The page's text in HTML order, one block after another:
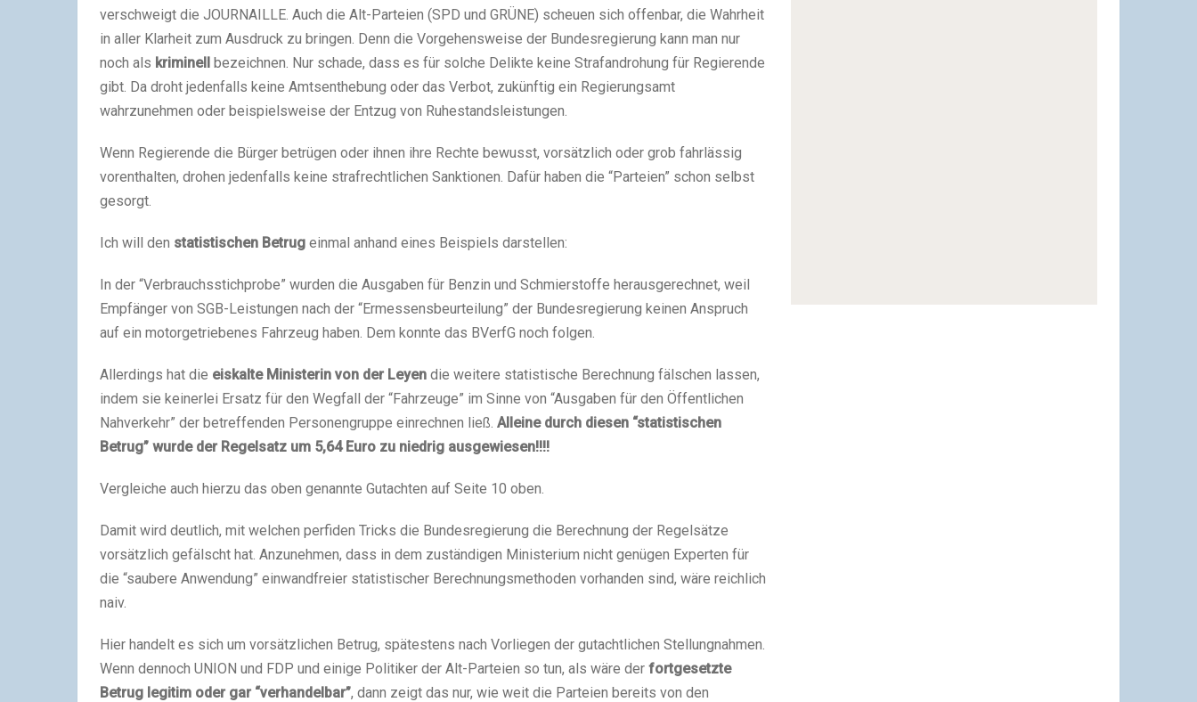
verschweigt die JOURNAILLE. Auch die Alt-Parteien (SPD und GRÜNE) scheuen sich offenbar, die Wahrheit
in aller Klarheit zum Ausdruck zu bringen. Denn die Vorgehensweise der Bundesregierung kann man nur
noch als kriminell bezeichnen. Nur schade, dass es für solche Delikte keine Strafandrohung für Regierende
gibt. Da droht jedenfalls keine Amtsenthebung oder das Verbot, zukünftig ein Regierungsamt
wahrzunehmen oder beispielsweise der Entzug von Ruhestandsleistungen.
Wenn Regierende die Bürger betrügen oder ihnen ihre Rechte bewusst, vorsätzlich oder grob fahrlässig
vorenthalten, drohen jedenfalls keine strafrechtlichen Sanktionen. Dafür haben die “Parteien” schon selbst
gesorgt.
Ich will den statistischen Betrug einmal anhand eines Beispiels darstellen:
In der “Verbrauchsstichprobe” wurden die Ausgaben für Benzin und Schmierstoffe herausgerechnet, weil
Empfänger von SGB-Leistungen nach der “Ermessensbeurteilung” der Bundesregierung keinen Anspruch
auf ein motorgetriebenes Fahrzeug haben. Dem konnte das BVerfG noch folgen.
Allerdings hat die eiskalte Ministerin von der Leyen die weitere statistische Berechnung fälschen lassen,
indem sie keinerlei Ersatz für den Wegfall der “Fahrzeuge” im Sinne von “Ausgaben für den Öffentlichen
Nahverkehr” der betreffenden Personengruppe einrechnen ließ. Alleine durch diesen “statistischen
Betrug” wurde der Regelsatz um 5,64 Euro zu niedrig ausgewiesen!!!!
Vergleiche auch hierzu das oben genannte Gutachten auf Seite 10 oben.
Damit wird deutlich, mit welchen perfiden Tricks die Bundesregierung die Berechnung der Regelsätze
vorsätzlich gefälscht hat. Anzunehmen, dass in dem zuständigen Ministerium nicht genügen Experten für
die “saubere Anwendung” einwandfreier statistischer Berechnungsmethoden vorhanden sind, wäre reichlich
naiv.
Hier handelt es sich um vorsätzlichen Betrug, spätestens nach Vorliegen der gutachtlichen Stellungnahmen.
Wenn dennoch UNION und FDP und einige Politiker der Alt-Parteien so tun, als wäre der fortgesetzte
Betrug legitim oder gar “verhandelbar”, dann zeigt das nur, wie weit die Parteien bereits von den